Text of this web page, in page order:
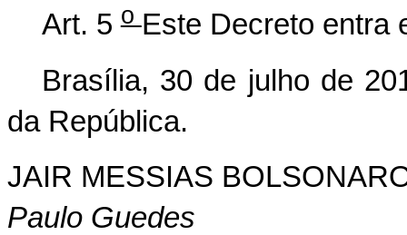
Art. 5o Este Decreto entra
Brasília, 30 de julho de
da República.
JAIR MESSIAS
Paulo Guedes